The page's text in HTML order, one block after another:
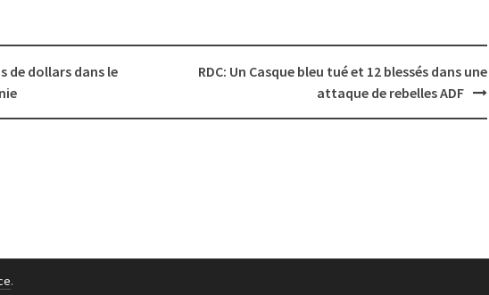
de dollars dans le
RDC: Un Casque bleu tué et 12 blessés dans une
attaque de rebelles ADF
.